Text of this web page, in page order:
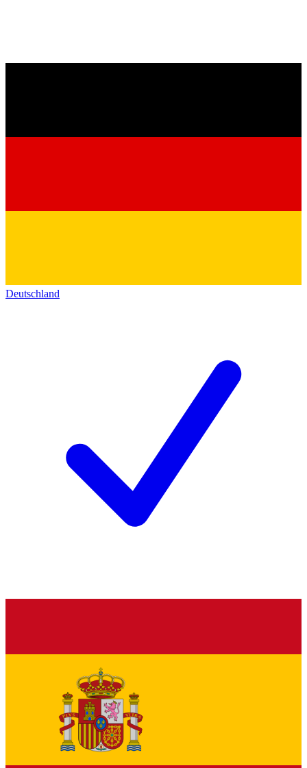
Deutschland